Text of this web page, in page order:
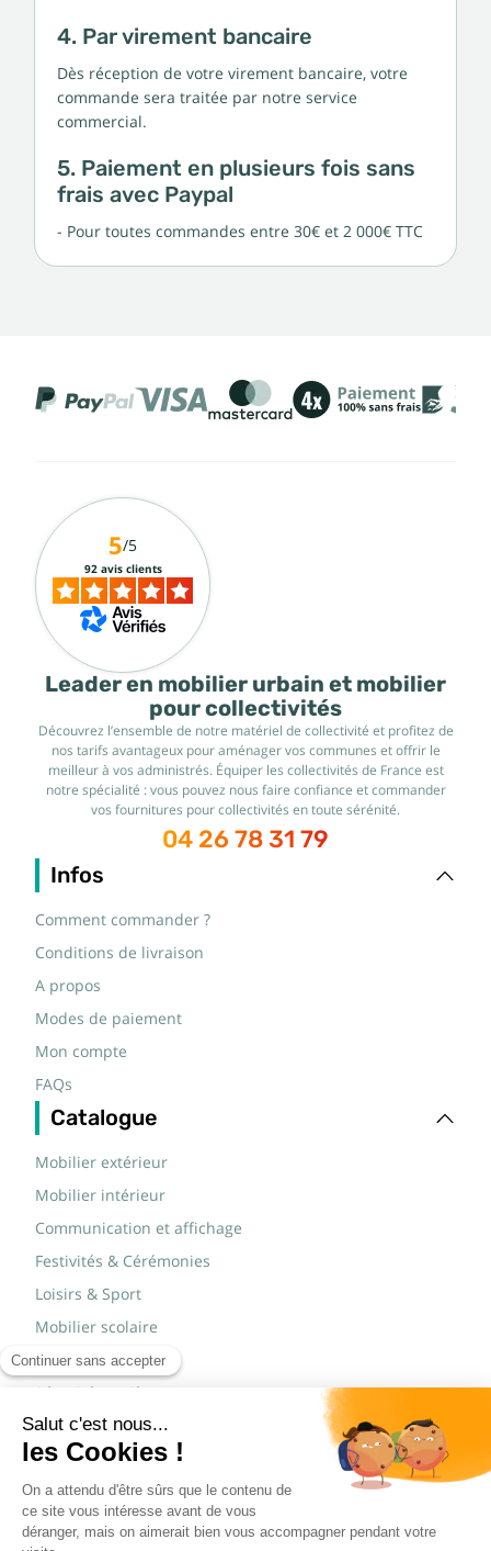
4. Par virement bancaire
Dès réception de votre virement bancaire, votre
commande sera traitée par notre service
commercial.
5. Paiement en plusieurs fois sans
frais avec Paypal
- Pour toutes commandes entre 30€ et 2 000€ TTC
Leader en mobilier urbain et mobilier
pour collectivités
Découvrez l’ensemble de notre matériel de collectivité et profitez de
nos tarifs avantageux pour aménager vos communes et offrir le
meilleur à vos administrés. Équiper les collectivités de France est
notre spécialité : vous pouvez nous faire confiance et commander
vos fournitures pour collectivités en toute sérénité.
04 26 78 31 79
Infos
Comment commander ?
Conditions de livraison
A propos
Modes de paiement
Mon compte
FAQs
Catalogue
Mobilier extérieur
Mobilier intérieur
Communication et affichage
Festivités & Cérémonies
Loisirs & Sport
Mobilier scolaire
Mobilier urbain
Sécurité routière & TP
Tables pliantes rectangulaires
Tables pliantes rondes
Tables rondes polypro
Marques
5/5
92 avis clients